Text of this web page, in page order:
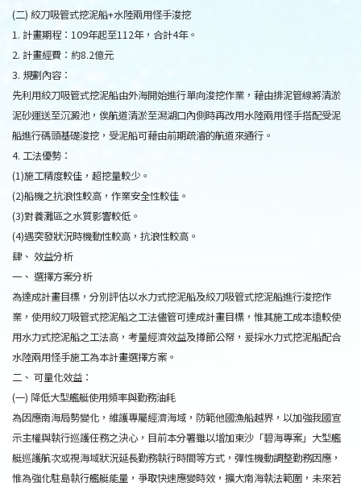
(二) 絞刀吸管式挖泥船+水陸兩用怪手浚挖
1. 計畫期程：109年起至112年，合計4年。
2. 計畫經費：約8.2億元
3. 規劃內容：
先利用絞刀吸管式挖泥船由外海開始進行單向浚挖作業，藉由排泥管線將清淤
泥砂運送至沉澱池，俟航道清淤至潟湖口內側時再改用水陸兩用怪手搭配受泥
船進行碼頭基礎浚挖，受泥船可藉由前期疏濬的航道來通行。
4. 工法優勢：
(1)施工精度較佳，超挖量較少。
(2)船機之抗浪性較高，作業安全性較佳。
(3)對養灘區之水質影響較低。
(4)遇突發狀況時機動性較高，抗浪性較高。
肆、 效益分析
一、 選擇方案分析
為達成計畫目標，分別評估以水力式挖泥船及絞刀吸管式挖泥船進行浚挖作
業，使用絞刀吸管式挖泥船之工法儘管可達成計畫目標，惟其施工成本遠較使
用水力式挖泥船之工法高，考量經濟效益及撙節公帑，爰採水力式挖泥船配合
水陸兩用怪手施工為本計畫選擇方案。
二、 可量化效益：
(一) 降低大型艦艇使用頻率與勤務油耗
為因應南海局勢變化，維護專屬經濟海域，防範他國漁船越界，以加強我國宣
示主權與執行巡護任務之決心，目前本分署雖以增加東沙「碧海專案」大型艦
艇巡護航次或視海域狀況延長勤務執行時間等方式，彈性機動調整勤務因應，
惟為強化駐島執行艦艇能量，爭取快速應變時效，擴大南海執法範圍，未來若